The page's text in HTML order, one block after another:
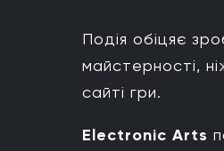
Подія обіцяє
майстерності,
сайті гри.
Electronic Arts